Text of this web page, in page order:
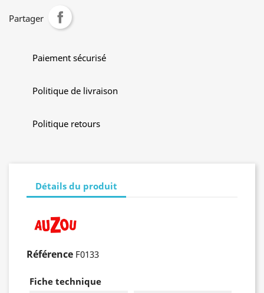
Partager
Paiement sécurisé
Politique de livraison
Politique retours
Détails du produit
Référence F0133
Fiche technique